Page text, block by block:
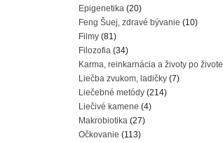
Epigenetika (20)
Feng Šuej, zdravé bývanie (10)
Filmy (81)
Filozofia (34)
Karma, reinkarnácia a životy po živote
Liečba zvukom, ladičky (7)
Liečebné metódy (214)
Liečivé kamene (4)
Makrobiotika (27)
Očkovanie (113)